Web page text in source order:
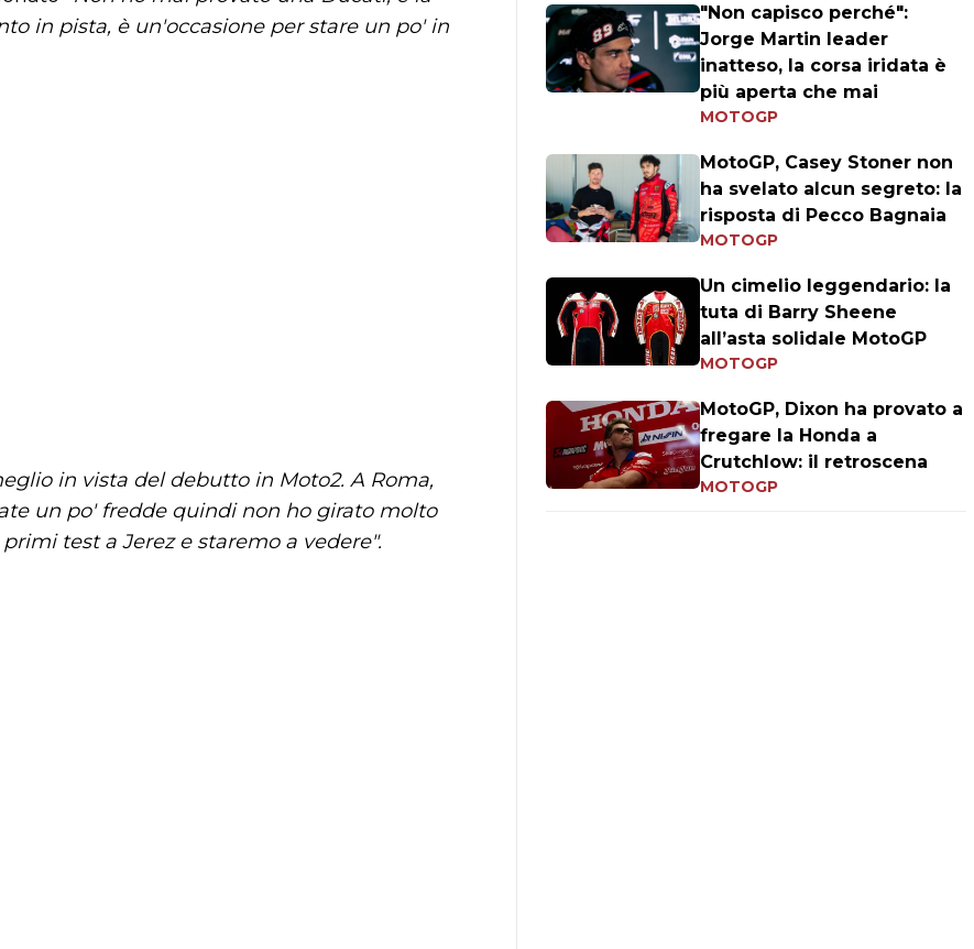
in pista, è un'occasione per stare un po' in
in vista del debutto in Moto2. A Roma,
un po' fredde quindi non ho girato molto
test a Jerez e staremo a vedere".
"Non capisco perché":
Jorge Martin leader
inatteso, la corsa iridata è
più aperta che mai
MOTOGP
MotoGP, Casey Stoner non
ha svelato alcun segreto: la
risposta di Pecco Bagnaia
MOTOGP
Un cimelio leggendario: la
tuta di Barry Sheene
all’asta solidale MotoGP
MOTOGP
MotoGP, Dixon ha provato a
fregare la Honda a
Crutchlow: il retroscena
MOTOGP